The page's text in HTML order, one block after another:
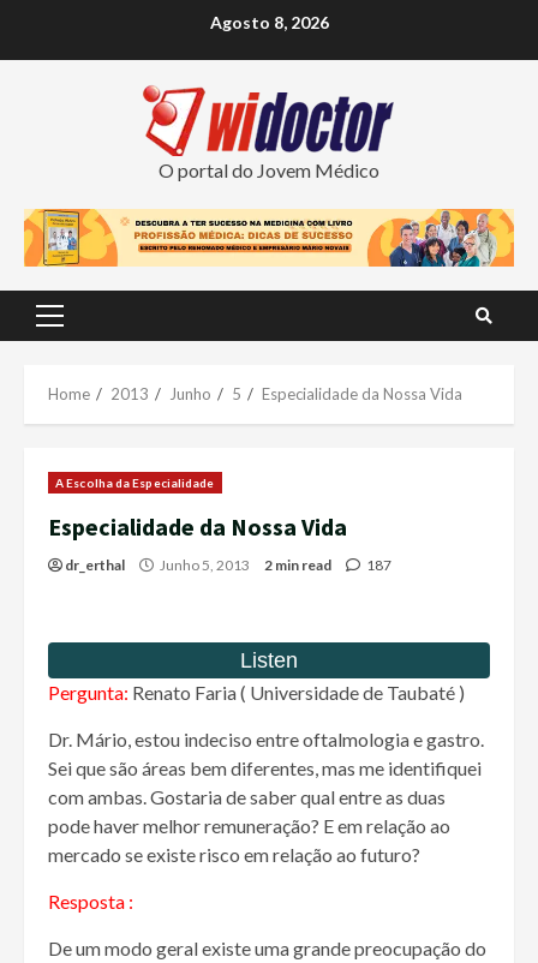
Agosto 8, 2026
O portal do Jovem Médico
Primary
Home 2013 Junho 5 Especialidade da Nossa Vida
A Escolha da Especialidade
Especialidade da Nossa Vida
dr_erthal Junho 5, 2013 2 min read 187
Pergunta: Renato Faria ( Universidade de Taubaté )
Dr. Mário, estou indeciso entre oftalmologia e gastro.
Sei que são áreas bem diferentes, mas me identifiquei
com ambas. Gostaria de saber qual entre as duas
pode haver melhor remuneração? E em relação ao
mercado se existe risco em relação ao futuro?
Resposta :
De um modo geral existe uma grande preocupação do